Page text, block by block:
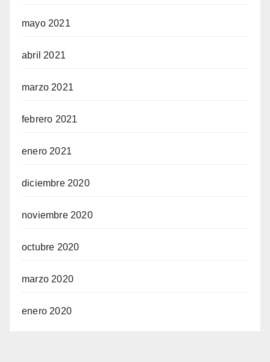
mayo 2021
abril 2021
marzo 2021
febrero 2021
enero 2021
diciembre 2020
noviembre 2020
octubre 2020
marzo 2020
enero 2020